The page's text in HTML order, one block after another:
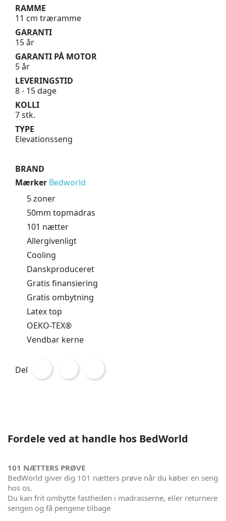
RAMME
11 cm træramme
GARANTI
15 år
GARANTI PÅ MOTOR
5 år
LEVERINGSTID
8 - 15 dage
KOLLI
7 stk.
TYPE
Elevationsseng
BRAND
Mærker Bedworld
5 zoner
50mm topmadras
101 nætter
Allergivenligt
Cooling
Danskproduceret
Gratis finansiering
Gratis ombytning
Latex top
OEKO-TEX®
Vendbar kerne
Del
Fordele ved at handle hos BedWorld
101 NÆTTERS PRØVE
BedWorld giver dig 101 nætters prøve når du køber en seng
hos os.
Du kan frit ombytte fastheden i madrasserne, eller returnere
sengen og få pengene tilbage